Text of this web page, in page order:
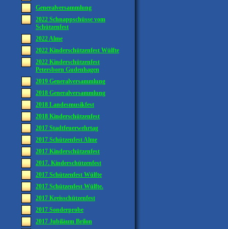
Generalversammlung
2022 Schnappschüsse vom
Schützenfest
2022 Alme
2022 Kinderschützenfest Wülfte
2022 Kinderschützenfest
Petersborn Gudenhagen
2019 Generalversammlung
2018 Generalversammlung
2018 Landesmusikfest
2018 Kinderschützenfest
2017 Stadtfeuerwehrtag
2017 Schützenfest Alme
2017 Kinderschützenfest
2017. Kinderschützenfest
2017 Schützenfest Wülfte
2017 Schützenfest Wülfte.
2017 Kreisschützenfest
2017 Sonderprobe
2017 Jubiläum Brilon